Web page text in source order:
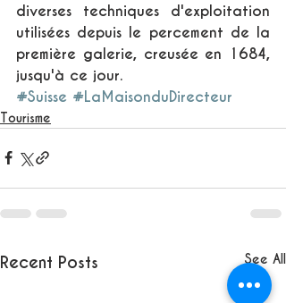
diverses techniques d'exploitation
utilisées depuis le percement de la
première galerie, creusée en 1684,
jusqu'à ce jour.
#Suisse #LaMaisonduDirecteur
Tourisme
Recent Posts See All